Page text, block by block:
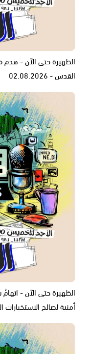
الظهيرة حتى الآن -
القدس - 02.08.2026
الظهيرة حتى الآن -
أمنية لصالح الاستخبارات